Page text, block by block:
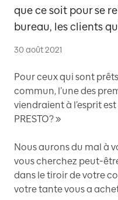
que ce soit pour se
bureau, les clients
30 août 2021
Pour ceux qui sont
commun, l’une des
viendraient à l’esprit
PRESTO? »
Nous aurons du mal à
vous cherchez peut-
dans le tiroir de votre
votre tante vous a